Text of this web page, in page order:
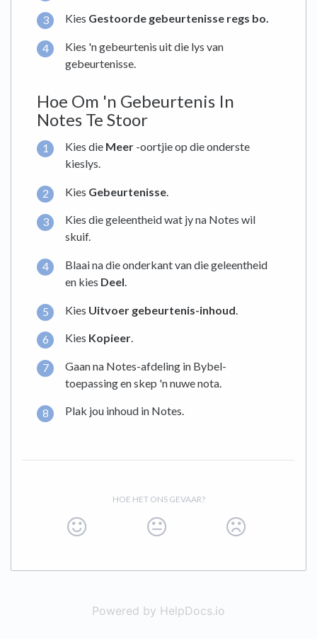
Kies Gestoorde gebeurtenisse regs bo.
Kies 'n gebeurtenis uit die lys van
gebeurtenisse.
Hoe Om 'n Gebeurtenis In
Notes Te Stoor
Kies die Meer -oortjie op die onderste
kieslys.
Kies Gebeurtenisse
Kies die geleentheid wat jy na Notes wil
skuif.
Blaai na die onderkant van die geleentheid
en kies Deel.
Kies Uitvoer gebeurtenis-inhoud
Kies Kopieer.
Gaan na Notes-afdeling in Bybel-
toepassing en skep 'n nuwe nota.
Plak jou inhoud in Notes.
HOE HET ONS GEVAAR?
Powered by HelpDocs.io